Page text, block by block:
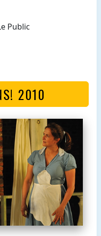
Public
2010